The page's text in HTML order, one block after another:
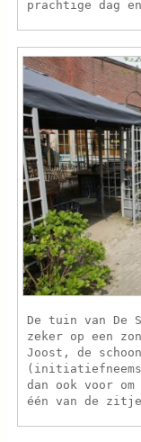
prachtige dag
De tuin van De
zeker op een
Joost, de
dan ook voor
één van de